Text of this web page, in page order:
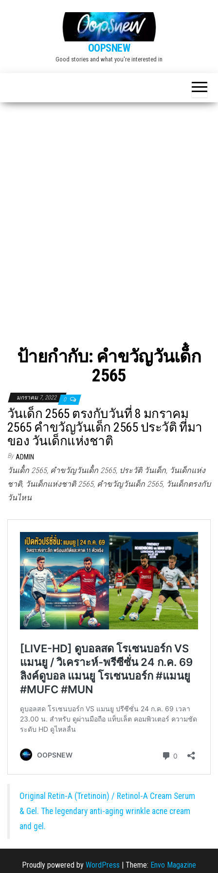
OOPSNEW
Good stories and what you're interested in
ป้ายกำกับ: คําขวัญวันเด็๋ก
2565
มกราคม 7, 2022 0
วันเด็ก 2565 ตรงกับวันที่ 8 มกราคม
2565 คำขวัญวันเด็ก 2565 ประวัติ ที่มา
ของ วันเด็กแห่งชาติ
By ADMIN
วันเด็๋ก 2565, คําขวัญวันเด็๋ก 2565, ประวัติ วันเด็ก, วันเด็กแห่ง
ชาติ, วันเด็กแห่งชาติ 2565, คำขวัญวันเด็ก 2565, วันเด็กตรงกับ
วันไหน
Original Retin-A (Tretinoin) / Retinol-A Cream Serum
& Gel. The legendary anti-aging wrinkle acne cream
and gel.
Proudly powered by WordPress | Theme: Envo Magazine